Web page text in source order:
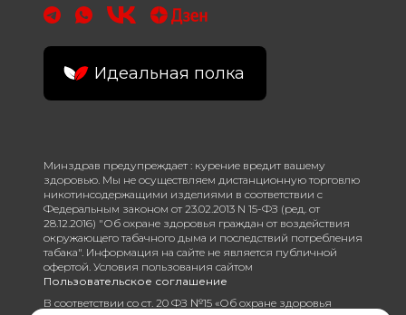
Идеальная полка
Минздрав предупреждает : курение вредит вашему
здоровью. Мы не осуществляем дистанционную торговлю
никотинсодержащими изделиями в соответствии с
Федеральным законом от 23.02.2013 N 15-ФЗ (ред. от
28.12.2016) "Об охране здоровья граждан от воздействия
окружающего табачного дыма и последствий потребления
табака". Информация на сайте не является публичной
офертой. Условия пользования сайтом
Пользовательское соглашение
В соответствии со ст. 20 ФЗ №15 «Об охране здоровья